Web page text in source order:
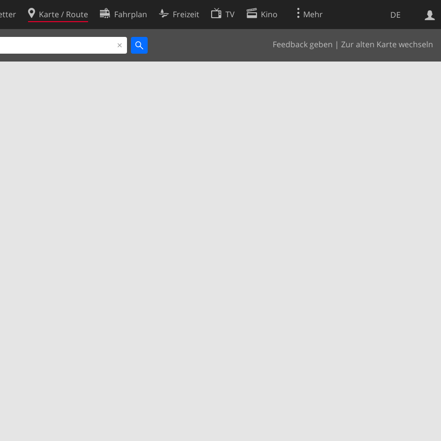
DE
Karte / Route Fahrplan Freizeit TV Kino Mehr
Feedback geben | Zur alten Karte wechseln
Websuche
Cookie-Richtlinie
Cookie-Einstellungen